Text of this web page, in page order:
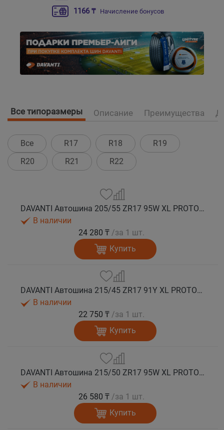
1166 ₸ Начисление бонусов
Все типоразмеры Описание Преимущества
Все R17 R18
R19
R20
R21 R22
DAVANTI Автошина 205/55 ZR17 95W XL PROTOURA SPORT RPR лето
В наличии
24 280 ₸ /за 1 шт.
Купить
DAVANTI Автошина 215/45 ZR17 91Y XL PROTOURA SPORT RPR лето
В наличии
22 750 ₸ /за 1 шт.
Купить
DAVANTI Автошина 215/50 ZR17 95W XL PROTOURA SPORT RPR лето
В наличии
26 580 ₸ /за 1 шт.
Купить